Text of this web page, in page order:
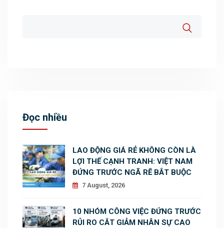
Đọc nhiều
LAO ĐỘNG GIÁ RẺ KHÔNG CÒN LÀ
LỢI THẾ CẠNH TRANH: VIỆT NAM
ĐỨNG TRƯỚC NGÃ RẼ BẮT BUỘC
7 August, 2026
10 NHÓM CÔNG VIỆC ĐỨNG TRƯỚC
RỦI RO CẮT GIẢM NHÂN SỰ CAO